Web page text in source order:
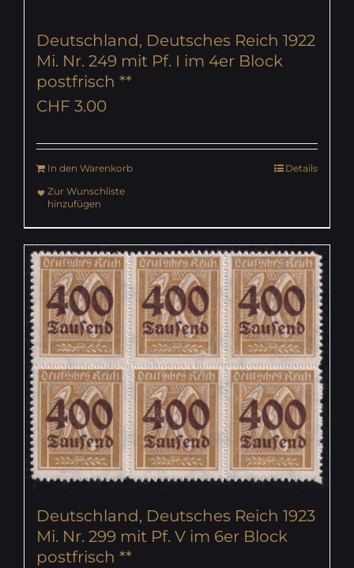
Deutschland, Deutsches Reich 1922
Mi. Nr. 249 mit Pf. I im 4er Block
postfrisch **
CHF 3.00
In den Warenkorb
Details
Zur Wunschliste
hinzufügen
Deutschland, Deutsches Reich 1923
Mi. Nr. 299 mit Pf. V im 6er Block
postfrisch **